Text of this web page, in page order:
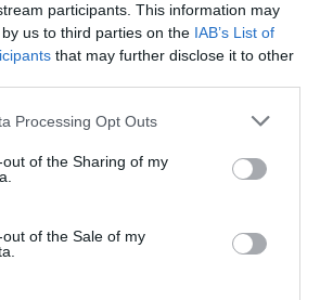
participants. This information may
us to third parties on the IAB’s List of
that may further disclose it to other
Processing Opt Outs
of the Sharing of my
of the Sale of my
Η δημοσίευση κοινοποιήθηκε από το χρήστη Marcus Francis (@marcusrfrancis)
κούρεμα, εκτός του ότι
είναι ιδανική επιλογή για τις
λεπτά μαλλιά και θέλουν